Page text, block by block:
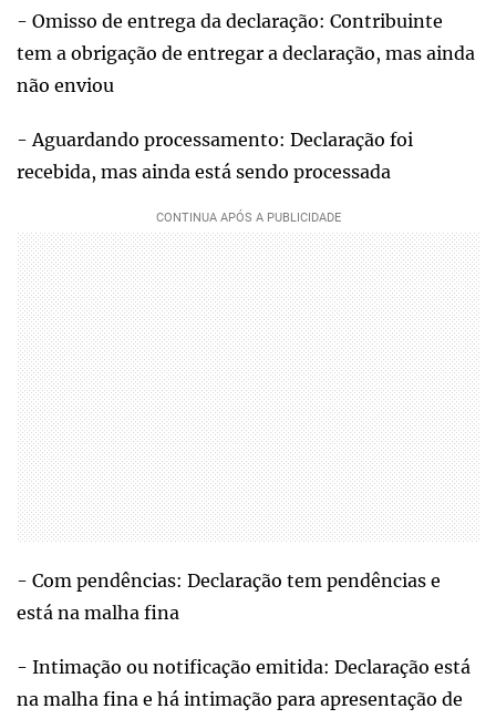
- Omisso de entrega da declaração: Contribuinte
tem a obrigação de entregar a declaração, mas ainda
não enviou
- Aguardando processamento: Declaração foi
recebida, mas ainda está sendo processada
- Com pendências: Declaração tem pendências e
está na malha fina
- Intimação ou notificação emitida: Declaração está
na malha fina e há intimação para apresentação de